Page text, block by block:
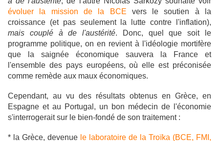
évoluer la mission de la BCE vers le soutien à la
croissance (et pas seulement la lutte contre l'inflation),
mais couplé à de l'austérité. Donc, quel que soit le
programme politique, on en revient à l'idéologie mortifère
que la saignée économique sauvera la France et
l'ensemble des pays européens, où elle est préconisée
comme remède aux maux économiques.
Cependant, au vu des résultats obtenus en Grèce, en
Espagne et au Portugal, un bon médecin de l'économie
s'interrogerait sur le bien-fondé de son traitement :
* la Grèce, devenue le laboratoire de la Troïka (BCE, FMI,